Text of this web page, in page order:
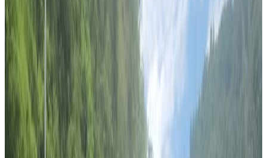
Monday, 2019 September 9 / 10:31 am
अ+